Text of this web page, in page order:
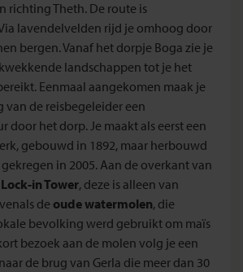
richting Theth. De route is
lavendelvelden rijd je omhoog door
bergen. Vanaf het dorpje Boga zie je
landschappen tot je het
Eenmaal aangekomen maak je
de reisbegeleider een
door het dorp. Je maakt als eerst een
gebouwd in 1892, maar herbouwd
in 2005. Aan de overkant van
Lock-in Tower, deze is alleen van
de oude watermolen, die
bevolking werd gebruikt om maïs
bezoek aan de molen volg je een
de brug van Gerla die meer dan 30